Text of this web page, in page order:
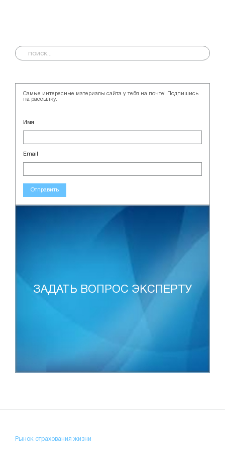
Самые интересные материалы сайта у тебя на почте! Подпишись
на рассылку.
Имя
Email
Отправить
ЗАДАТЬ ВОПРОС ЭКСПЕРТУ
Рынок страхования жизни